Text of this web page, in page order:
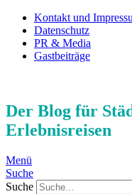
Kontakt und
Datenschutz
PR & Media
Gastbeiträge
Der Blog für
Erlebnisreisen
Menü
Suche
Suche